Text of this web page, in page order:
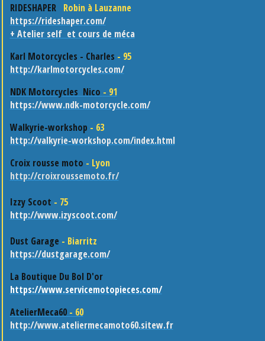
RIDESHAPER Robin à Lauzanne
https://rideshaper.com/
+ Atelier self et cours de méca
Karl Motorcycles - Charles - 95
http://karlmotorcycles.com/
NDK Motorcycles Nico - 91
https://www.ndk-motorcycle.com/
Walkyrie-workshop - 63
http://valkyrie-workshop.com/index.html
Croix rousse moto - Lyon
http://croixroussemoto.fr/
Izzy Scoot - 75
http://www.izyscoot.com/
Dust Garage - Biarritz
https://dustgarage.com/
La Boutique Du Bol D'or
https://www.servicemotopieces.com/
AtelierMeca60- 60
http://www.ateliermecamoto60.sitew.fr